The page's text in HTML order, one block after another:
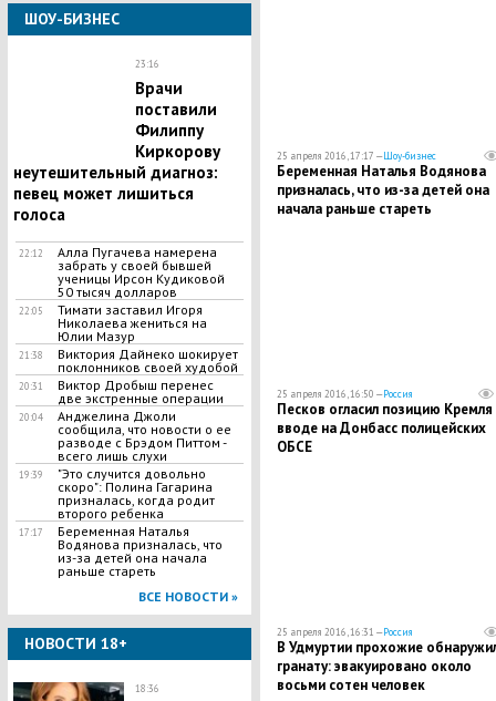
ШОУ-БИЗНЕС
23:16
Врачи
поставили
Филиппу
Киркорову
неутешительный диагноз:
певец может лишиться
голоса
22:12
Алла Пугачева намерена
забрать у своей бывшей
ученицы Ирсон Кудиковой
50 тысяч долларов
22:05
Тимати заставил Игоря
Николаева жениться на
Юлии Мазур
21:38
Виктория Дайнеко шокирует
поклонников своей худобой
20:31
Виктор Дробыш перенес
две экстренные операции
20:04
Анджелина Джоли
сообщила, что новости о ее
разводе с Брэдом Питтом -
всего лишь слухи
19:39
"Это случится довольно
скоро": Полина Гагарина
призналась, когда родит
второго ребенка
17:17
Беременная Наталья
Водянова призналась, что
из-за детей она начала
раньше стареть
ВСЕ НОВОСТИ »
НОВОСТИ 18+
18:36
25 апреля 2016, 17:17 —Шоу-бизнес
Беременная Наталья Водянова
призналась, что из-за детей она
начала раньше стареть
25 апреля 2016, 16:50 —Россия
Песков огласил позицию Кремля
вводе на Донбасс полицейских
ОБСЕ
25 апреля 2016, 16:31 —Россия
В Удмуртии прохожие
гранату: эвакуировано около
восьми сотен человек